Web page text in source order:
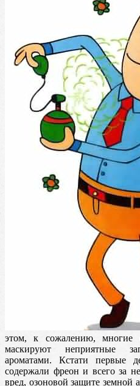
этом, к сожалению,
маскируют неприятные
ароматами. Кстати первые
содержали фреон и всего за
вред, озоновой защите земной